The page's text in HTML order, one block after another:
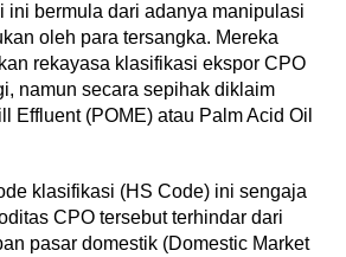
ini bermula dari adanya manipulasi
oleh para tersangka. Mereka
rekayasa klasifikasi ekspor CPO
namun secara sepihak diklaim
Effluent (POME) atau Palm Acid Oil
klasifikasi (HS Code) ini sengaja
CPO tersebut terhindar dari
pasar domestik (Domestic Market